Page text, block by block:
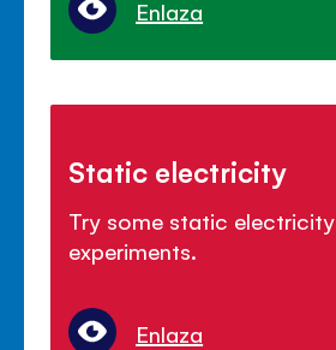
Enlaza
Static electricity
Try some static electricity
experiments.
Enlaza